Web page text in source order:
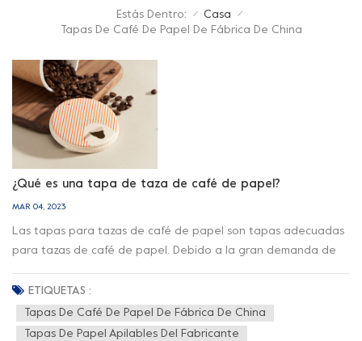
Estás Dentro: / Casa /
Tapas De Café De Papel De Fábrica De China
¿Qué es una tapa de taza de café de papel?
MAR 04, 2023
Las tapas para tazas de café de papel son tapas adecuadas
para tazas de café de papel. Debido a la gran demanda de
plástico tradicionales, y al fenómeno común de desechar al
azar después de su uso, la contaminación causada por las
tapas de plástico es cada vez más grave. ¿Cómo reemplazar
ETIQUETAS :
Tapas De Café De Papel De Fábrica De China
Tapas De Papel Apilables Del Fabricante